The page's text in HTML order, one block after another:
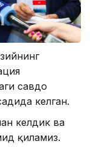
савдо
келган.
келдик ва
қиламиз.